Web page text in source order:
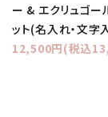
ー & エクリュゴー
ット(名入れ・文字
12,500円(税込